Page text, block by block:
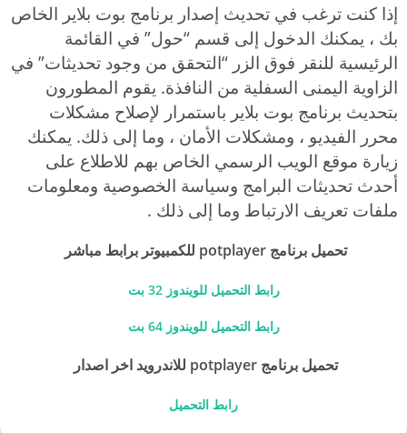
إذا كنت ترغب في تحديث إصدار برنامج بوت بلاير الخاص
بك ، يمكنك الدخول إلى قسم “حول” في القائمة
الرئيسية للنقر فوق الزر “التحقق من وجود تحديثات” في
الزاوية اليمنى السفلية من النافذة. يقوم المطورون
بتحديث برنامج بوت بلاير باستمرار لإصلاح مشكلات
محرر الفيديو ، ومشكلات الأمان ، وما إلى ذلك. يمكنك
زيارة موقع الويب الرسمي الخاص بهم للاطلاع على
أحدث تحديثات البرامج وسياسة الخصوصية ومعلومات
ملفات تعريف الارتباط وما إلى ذلك .
تحميل برنامج potplayer للكمبيوتر برابط مباشر
رابط التحميل للويندوز 32 بت
رابط التحميل للويندوز 64 بت
تحميل برنامج potplayer للاندرويد اخر اصدار
رابط التحميل